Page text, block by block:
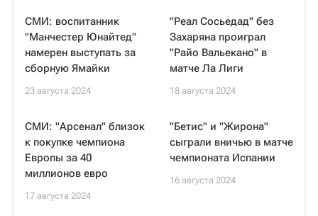
СМИ: воспитанник
"Манчестер Юнайтед"
намерен выступать за
сборную Ямайки
23 августа 2024
"Реал Сосьедад" без
Захаряна проиграл
"Райо Вальекано" в
матче Ла Лиги
18 августа 2024
СМИ: "Арсенал" близок
к покупке чемпиона
Европы за 40
миллионов евро
17 августа 2024
"Бетис" и "Жирона"
сыграли вничью в матче
чемпионата Испании
16 августа 2024